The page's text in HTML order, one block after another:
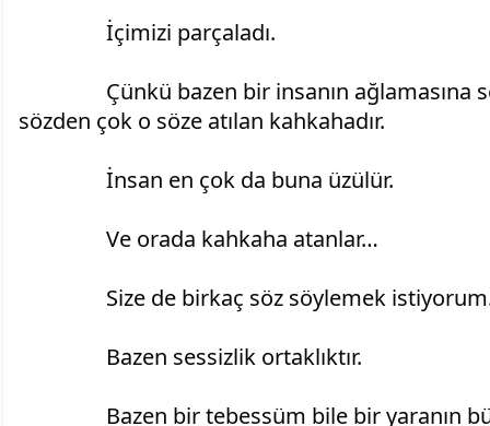
		İçimizi parçaladı.
sözden çok o söze atılan kahkahadır.
		İnsan en çok da buna üzülür.
		Ve orada kahkaha atanlar…
Size de birkaç söz söylemek
		Bazen sessizlik ortaklıktır.
Bazen bir tebessüm bile bir yaranın